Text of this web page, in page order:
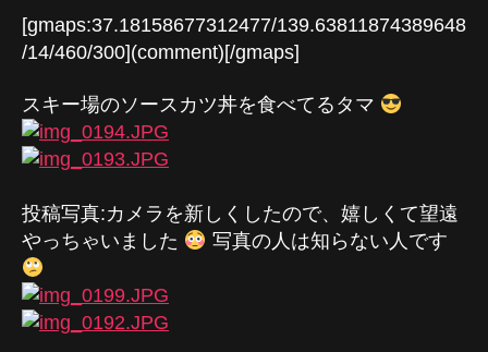
[gmaps:37.18158677312477/139.63811874389648
/14/460/300](comment)[/gmaps]
スキー場のソースカツ丼を食べてるタマ
投稿写真:カメラを新しくしたので、嬉しくて望遠
やっちゃいました
写真の人は知らない人です